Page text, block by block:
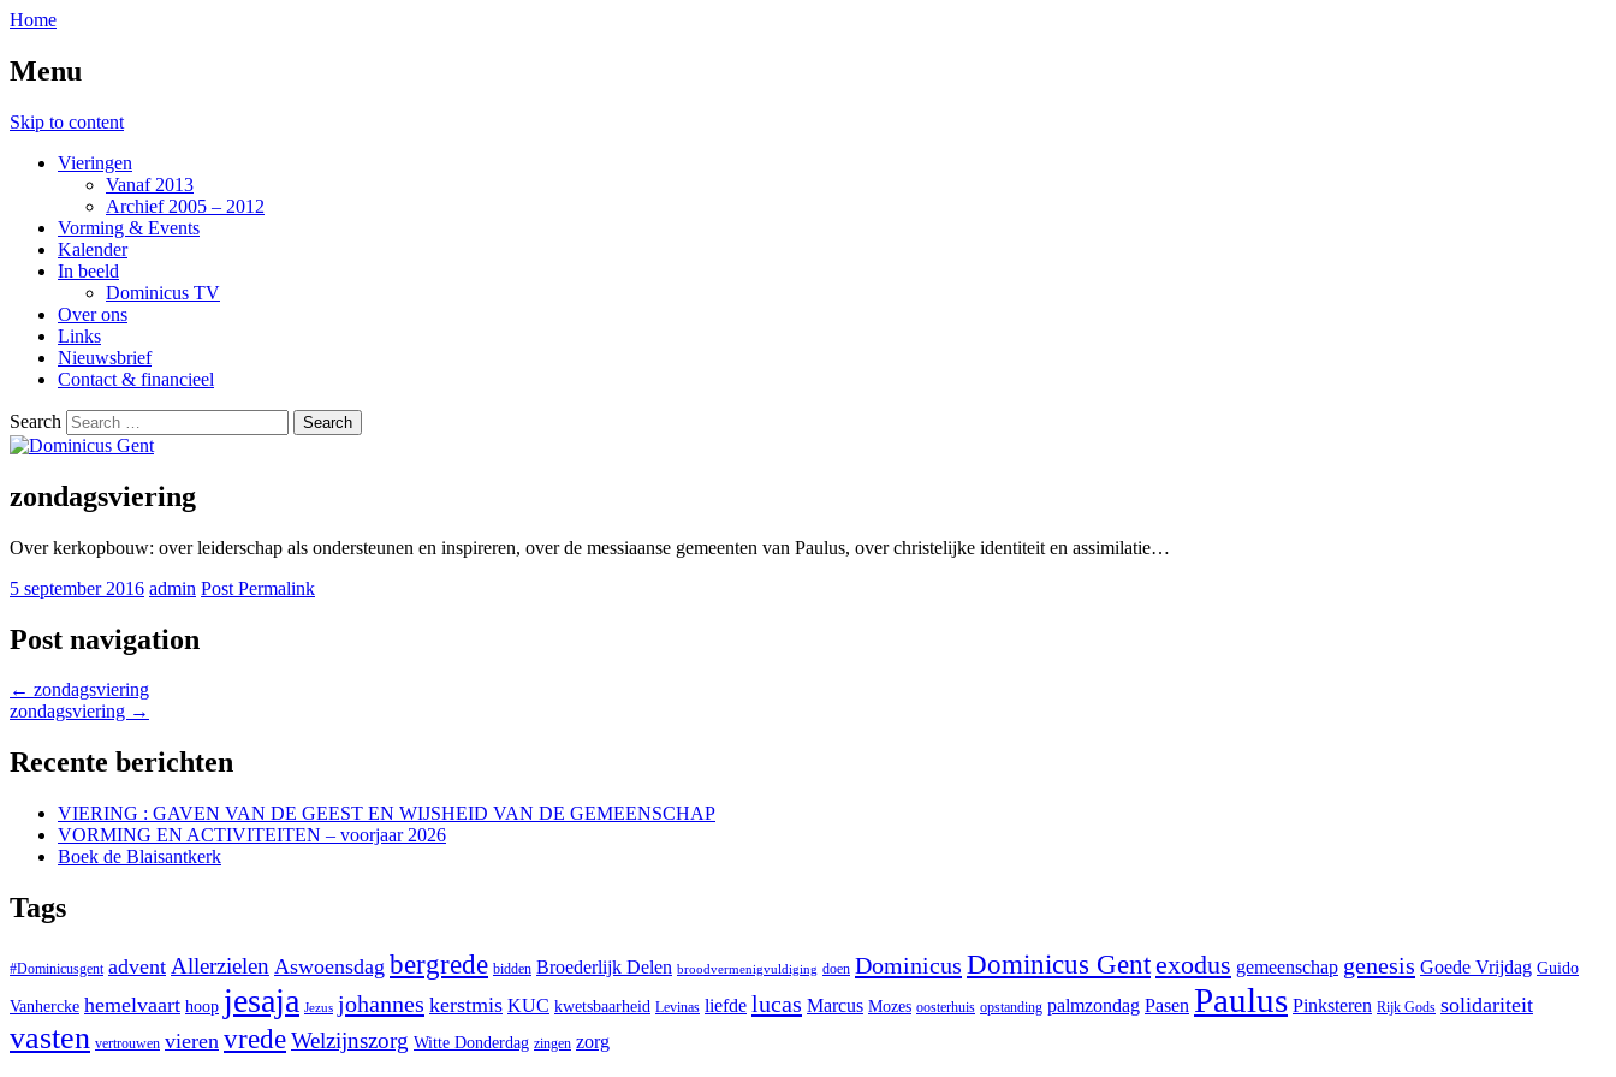
Home
Menu
Skip to content
Vieringen
Vanaf 2013
Archief 2005 – 2012
Vorming & Events
Kalender
In beeld
Dominicus TV
Over ons
Links
Nieuwsbrief
Contact & financieel
Search
Dominicus Gent
zondagsviering
Over kerkopbouw: over leiderschap als ondersteunen en inspireren, over de messiaanse gemeenten van Paulus, over christelijke identiteit en assimilatie…
5 september 2016 admin Post Permalink
Post navigation
← zondagsviering
zondagsviering →
Recente berichten
VIERING : GAVEN VAN DE GEEST EN WIJSHEID VAN DE GEMEENSCHAP
VORMING EN ACTIVITEITEN – voorjaar 2026
Boek de Blaisantkerk
Tags
#Dominicusgent advent Allerzielen Aswoensdag bergrede bidden Broederlijk Delen broodvermenigvuldiging doen Dominicus Dominicus Gentexodus gemeenschap genesis Goede Vrijdag Guido
Vanhercke hemelvaart hoop jesaja Jezus johannes kerstmis KUC kwetsbaarheid Levinas liefde lucas Marcus Mozes oosterhuis opstanding palmzondag Pasen Paulus Pinksteren Rijk Gods solidariteit
vasten vertrouwen vieren vredeWelzijnszorg Witte Donderdag zingen zorg